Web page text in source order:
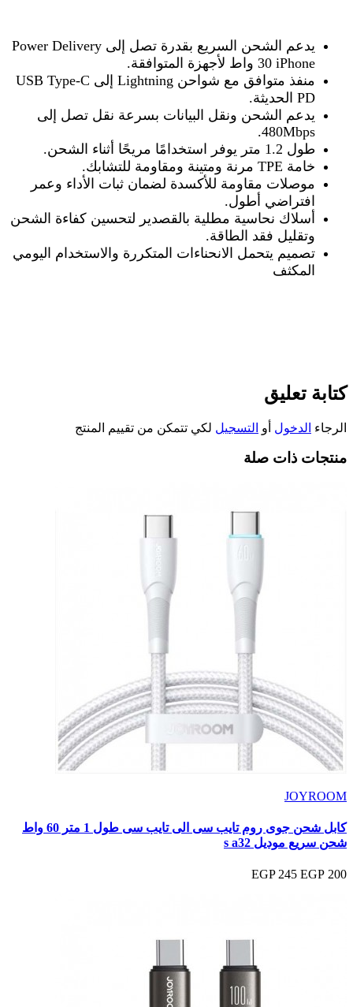
يدعم الشحن السريع Power Delivery بقدرة تصل إلى
30 واط لأجهزة iPhone المتوافقة.
منفذ
USB Type-C إلى Lightning متوافق مع شواحن
PD الحديثة.
يدعم الشحن ونقل البيانات بسرعة نقل تصل إلى
480Mbps.
طول 1.2 متر يوفر استخدامًا مريحًا أثناء الشحن.
خامة TPE مرنة ومتينة ومقاومة للتشابك.
موصلات مقاومة للأكسدة لضمان ثبات الأداء وعمر
افتراضي أطول.
أسلاك نحاسية مطلية بالقصدير لتحسين كفاءة الشحن
وتقليل فقد الطاقة.
تصميم يتحمل الانحناءات المتكررة والاستخدام اليومي
المكثف
كتابة تعليق
الرجاء الدخول أو التسجيل لكي تتمكن من تقييم المنتج
منتجات ذات صلة
JOYROOM
كابل شحن جوى روم تايب سى الى تايب سى طول 1 متر 60 واط
شحن سريع موديل s a32
200 EGP
245 EGP